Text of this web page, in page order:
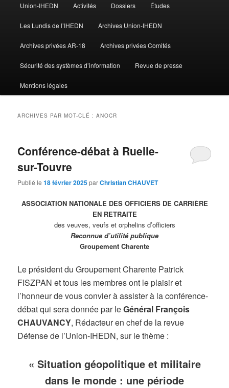
Union-IHEDN Activités Dossiers Études
Les Lundis de l’IHEDN Archives Union-IHEDN
Archives privées AR-18 Archives privées Comités
Sécurité des systèmes d’information Revue de presse
Mentions légales
ARCHIVES PAR MOT-CLÉ :ANOCR
Conférence-débat à Ruelle-
sur-Touvre
Publié le18 février 2025parChristian CHAUVET
ASSOCIATION NATIONALE DES OFFICIERS DE CARRIÈRE
EN RETRAITE
des veuves, veufs et orphelins d’officiers
Reconnue d’utilité publique
Groupement Charente
Le président du Groupement Charente Patrick
FISZPAN et tous les membres ont le plaisir et
l’honneur de vous convier à assister à la conférence-
débat qui sera donnée par leGénéral François
CHAUVANCY, Rédacteur en chef de la revue
Défense de l’Union-IHEDN, sur le thème :
« Situation géopolitique et militaire
dans le monde : une période